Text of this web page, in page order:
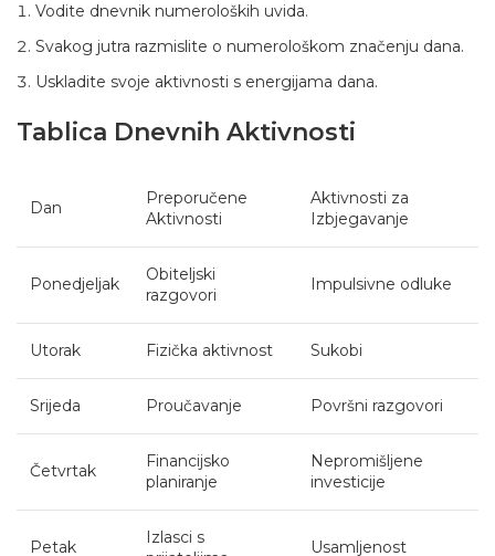
Vodite dnevnik numeroloških uvida.
Svakog jutra razmislite o numerološkom značenju dana.
Uskladite svoje aktivnosti s energijama dana.
Tablica Dnevnih Aktivnosti
Dan
Preporučene
Aktivnosti
Aktivnosti za
Izbjegavanje
Ponedjeljak
Obiteljski
razgovori
Impulsivne odluke
Utorak Fizička aktivnost Sukobi
Srijeda Proučavanje Površni razgovori
Četvrtak
Financijsko
planiranje
Nepromišljene
investicije
Petak
Izlasci s
Usamljenost